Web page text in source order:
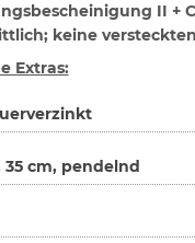
II +
keine
Extras:
cm, pendelnd